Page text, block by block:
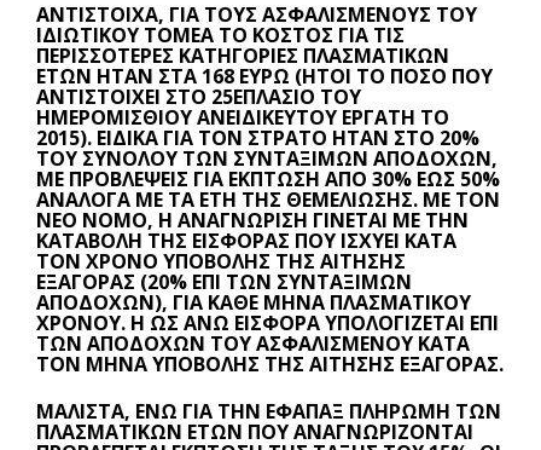
ΑΝΤΊΣΤΟΙΧΑ, ΓΙΑ ΤΟΥΣ ΑΣΦΑΛΙΣΜΈΝΟΥΣ ΤΟΥ
ΙΔΙΩΤΙΚΟΎ ΤΟΜΈΑ ΤΟ ΚΌΣΤΟΣ ΓΙΑ ΤΙΣ
ΠΕΡΙΣΣΌΤΕΡΕΣ ΚΑΤΗΓΟΡΊΕΣ ΠΛΑΣΜΑΤΙΚΏΝ
ΕΤΏΝ ΉΤΑΝ ΣΤΑ 168 ΕΥΡΏ (ΉΤΟΙ ΤΟ ΠΟΣΌ ΠΟΥ
ΑΝΤΙΣΤΟΙΧΕΊ ΣΤΟ 25ΕΠΛΆΣΙΟ ΤΟΥ
ΗΜΕΡΟΜΙΣΘΊΟΥ ΑΝΕΙΔΊΚΕΥΤΟΥ ΕΡΓΆΤΗ ΤΟ
2015). ΕΙΔΙΚΆ ΓΙΑ ΤΟΝ ΣΤΡΑΤΌ ΉΤΑΝ ΣΤΟ 20%
ΤΟΥ ΣΥΝΌΛΟΥ ΤΩΝ ΣΥΝΤΆΞΙΜΩΝ ΑΠΟΔΟΧΏΝ,
ΜΕ ΠΡΟΒΛΈΨΕΙΣ ΓΙΑ ΈΚΠΤΩΣΗ ΑΠΌ 30% ΈΩΣ 50%
ΑΝΆΛΟΓΑ ΜΕ ΤΑ ΈΤΗ ΤΗΣ ΘΕΜΕΛΊΩΣΗΣ. ΜΕ ΤΟΝ
ΝΈΟ ΝΌΜΟ, Η ΑΝΑΓΝΏΡΙΣΗ ΓΊΝΕΤΑΙ ΜΕ ΤΗΝ
ΚΑΤΑΒΟΛΉ ΤΗΣ ΕΙΣΦΟΡΆΣ ΠΟΥ ΙΣΧΎΕΙ ΚΑΤΆ
ΤΟΝ ΧΡΌΝΟ ΥΠΟΒΟΛΉΣ ΤΗΣ ΑΊΤΗΣΗΣ
ΕΞΑΓΟΡΆΣ (20% ΕΠΊ ΤΩΝ ΣΥΝΤΆΞΙΜΩΝ
ΑΠΟΔΟΧΏΝ), ΓΙΑ ΚΆΘΕ ΜΉΝΑ ΠΛΑΣΜΑΤΙΚΟΎ
ΧΡΌΝΟΥ. Η ΩΣ ΆΝΩ ΕΙΣΦΟΡΆ ΥΠΟΛΟΓΊΖΕΤΑΙ ΕΠΊ
ΤΩΝ ΑΠΟΔΟΧΏΝ ΤΟΥ ΑΣΦΑΛΙΣΜΈΝΟΥ ΚΑΤΆ
ΤΟΝ ΜΉΝΑ ΥΠΟΒΟΛΉΣ ΤΗΣ ΑΊΤΗΣΗΣ ΕΞΑΓΟΡΆΣ.
ΜΆΛΙΣΤΑ, ΕΝΏ ΓΙΑ ΤΗΝ ΕΦΆΠΑΞ ΠΛΗΡΩΜΉ ΤΩΝ
ΠΛΑΣΜΑΤΙΚΏΝ ΕΤΏΝ ΠΟΥ ΑΝΑΓΝΩΡΊΖΟΝΤΑΙ